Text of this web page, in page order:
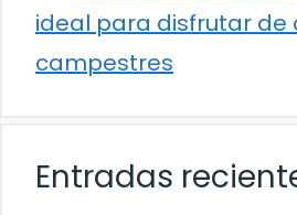
ideal para disfrutar de
campestres
Entradas